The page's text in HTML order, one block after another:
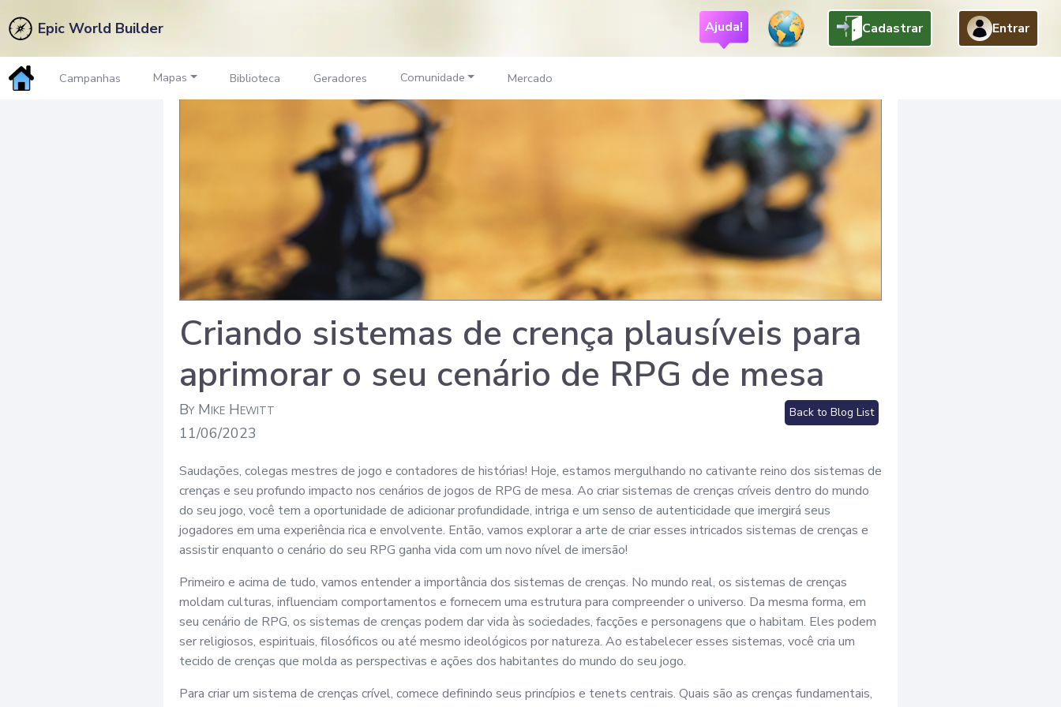
Epic World Builder Ajuda! Cadastrar Entrar
Campanhas Mapas Biblioteca Geradores Comunidade Mercado
Criando sistemas de crença plausíveis para
aprimorar o seu cenário de RPG de mesa
By Mike Hewitt
11/06/2023
Back to Blog List
Saudações, colegas mestres de jogo e contadores de histórias! Hoje, estamos mergulhando no cativante reino dos sistemas de
crenças e seu profundo impacto nos cenários de jogos de RPG de mesa. Ao criar sistemas de crenças críveis dentro do mundo
do seu jogo, você tem a oportunidade de adicionar profundidade, intriga e um senso de autenticidade que imergirá seus
jogadores em uma experiência rica e envolvente. Então, vamos explorar a arte de criar esses intricados sistemas de crenças e
assistir enquanto o cenário do seu RPG ganha vida com um novo nível de imersão!
Primeiro e acima de tudo, vamos entender a importância dos sistemas de crenças. No mundo real, os sistemas de crenças
moldam culturas, influenciam comportamentos e fornecem uma estrutura para compreender o universo. Da mesma forma, em
seu cenário de RPG, os sistemas de crenças podem dar vida às sociedades, facções e personagens que o habitam. Eles podem
ser religiosos, espirituais, filosóficos ou até mesmo ideológicos por natureza. Ao estabelecer esses sistemas, você cria um
tecido de crenças que molda as perspectivas e ações dos habitantes do mundo do seu jogo.
Para criar um sistema de crenças crível, comece definindo seus princípios e tenets centrais. Quais são as crenças fundamentais,